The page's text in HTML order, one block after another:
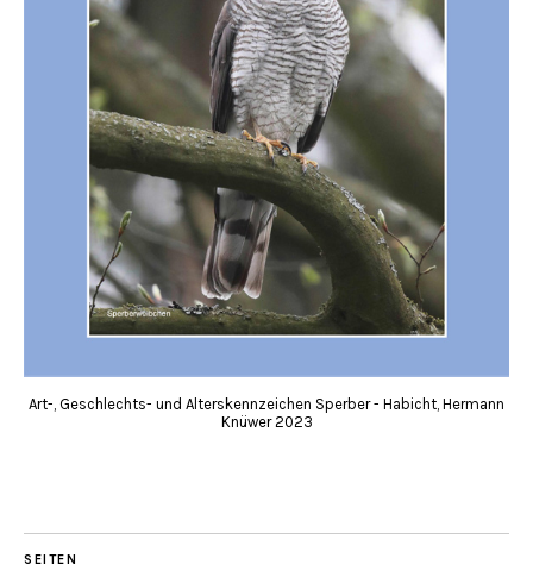
Art-, Geschlechts- und Alterskennzeichen Sperber - Habicht, Hermann
Knüwer 2023
SEITEN